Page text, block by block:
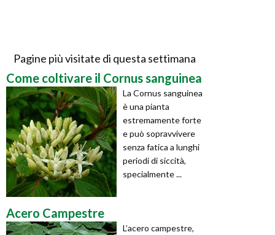
Pagine più visitate di questa settimana
Come coltivare il Cornus sanguinea
La Cornus sanguinea
è una pianta
estremamente forte
e può sopravvivere
senza fatica a lunghi
periodi di siccità,
specialmente ...
Acero Campestre
L’acero campestre,